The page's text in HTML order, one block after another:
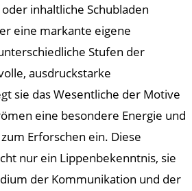
inhaltliche Schubladen
eine markante eigene
Stufen der
ausdruckstarke
sie das Wesentliche der Motive
eine besondere Energie und
Erforschen ein. Diese
nur ein Lippenbekenntnis, sie
der Kommunikation und der